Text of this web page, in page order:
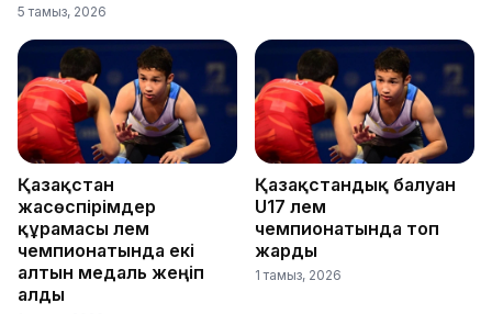
5 тамыз, 2026
Қазақстан
жасөспірімдер
құрамасы әлем
чемпионатында екі
алтын медаль жеңіп
алды
Қазақстандық балуан
U17 әлем
чемпионатында топ
жарды
1 тамыз, 2026